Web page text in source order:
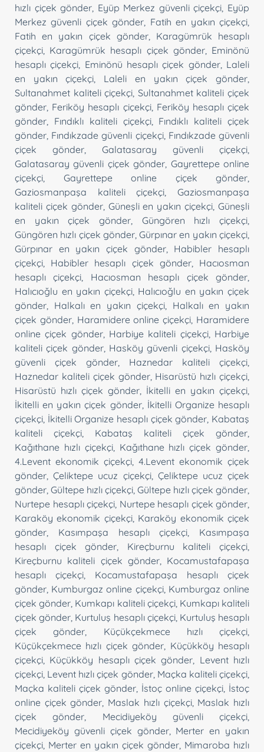
hızlı çiçek gönder Eyüp Merkez güvenli çiçekçi Eyüp
Merkez güvenli çiçek gönder Fatih en yakın çiçekçi
Fatih en yakın çiçek gönder, Karagümrük hesaplı
çiçekçi Karagümrük hesaplı çiçek gönder, Eminönü
hesaplı çiçekçi Eminönü hesaplı çiçek gönder, Laleli
en yakın çiçekçi
Laleli en yakın çiçek gönder
Sultanahmet kaliteli çiçekçi Sultanahmet kaliteli çiçek
gönder Feriköy hesaplı çiçekçi, Feriköy hesaplı çiçek
gönder
Fındıklı kaliteli çiçekçi, Fındıklı kaliteli çiçek
gönder Fındıkzade güvenli çiçekçi, Fındıkzade güvenli
çiçek gönder
Galatasaray güvenli çiçekçi
Galatasaray güvenli çiçek gönder Gayrettepe online
çiçekçi
Gayrettepe online çiçek gönder
Gaziosmanpaşa kaliteli çiçekçi ,Gaziosmanpaşa
kaliteli çiçek gönder, Güneşli en yakın çiçekçi ,Güneşli
en yakın çiçek gönder
Güngören hızlı çiçekçi
Güngören hızlı çiçek gönder,Gürpınar en yakın çiçekçi
Gürpınar en yakın çiçek gönder, Habibler hesaplı
çiçekçi
Habibler hesaplı çiçek gönder, Hacıosman
hesaplı çiçekçi
Hacıosman hesaplı çiçek gönder
Halıcıoğlu en yakın çiçekçi, Halıcıoğlu en yakın çiçek
gönder
Halkalı en yakın çiçekçi, Halkalı en yakın
çiçek gönder, Haramidere online çiçekçi Haramidere
online çiçek gönder, Harbiye kaliteli çiçekçi, Harbiye
kaliteli çiçek gönder, Hasköy güvenli çiçekçi, Hasköy
güvenli çiçek gönder
Haznedar kaliteli çiçekçi
Haznedar kaliteli çiçek gönder, Hisarüstü hızlı çiçekçi
Hisarüstü hızlı çiçek gönder İkitelli en yakın çiçekçi
İkitelli en yakın çiçek gönder, İkitelli Organize hesaplı
çiçekçi İkitelli Organize hesaplı çiçek gönder Kabataş
kaliteli çiçekçi
Kabataş kaliteli çiçek gönder
Kağıthane hızlı çiçekçi, Kağıthane hızlı çiçek gönder
4.Levent ekonomik çiçekçi 4.Levent ekonomik çiçek
gönder ,Çeliktepe ucuz çiçekçi, Çeliktepe ucuz çiçek
gönder Gültepe hızlı çiçekçi Gültepe hızlı çiçek gönder
Nurtepe hesaplı çiçekçi Nurtepe hesaplı çiçek gönder
Karaköy ekonomik çiçekçi, Karaköy ekonomik çiçek
gönder
Kasımpaşa hesaplı çiçekçi
Kasımpaşa
hesaplı çiçek gönder
Kireçburnu kaliteli çiçekçi
Kireçburnu kaliteli çiçek gönder, Kocamustafapaşa
hesaplı çiçekçi
Kocamustafapaşa hesaplı çiçek
gönder Kumburgaz online çiçekçi, Kumburgaz online
çiçek gönder Kumkapı kaliteli çiçekçi, Kumkapı kaliteli
çiçek gönder Kurtuluş hesaplı çiçekçi, Kurtuluş hesaplı
çiçek gönder
Küçükçekmece hızlı çiçekçi
Küçükçekmece hızlı çiçek gönder Küçükköy hesaplı
çiçekçi Küçükköy hesaplı çiçek gönder
Levent hızlı
çiçekçi Levent hızlı çiçek gönder, Maçka kaliteli çiçekçi
Maçka kaliteli çiçek gönder İstoç online çiçekçi İstoç
online çiçek gönder Maslak hızlı çiçekçi, Maslak hızlı
çiçek gönder
Mecidiyeköy güvenli çiçekçi
Mecidiyeköy güvenli çiçek gönder, Merter en yakın
çiçekçi Merter en yakın çiçek gönder Mimaroba hızlı